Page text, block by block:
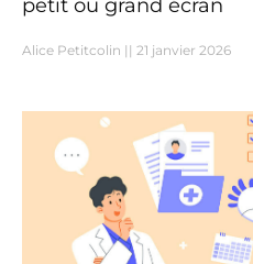
petit ou grand écran
Alice Petitcolin 21 janvier 2026